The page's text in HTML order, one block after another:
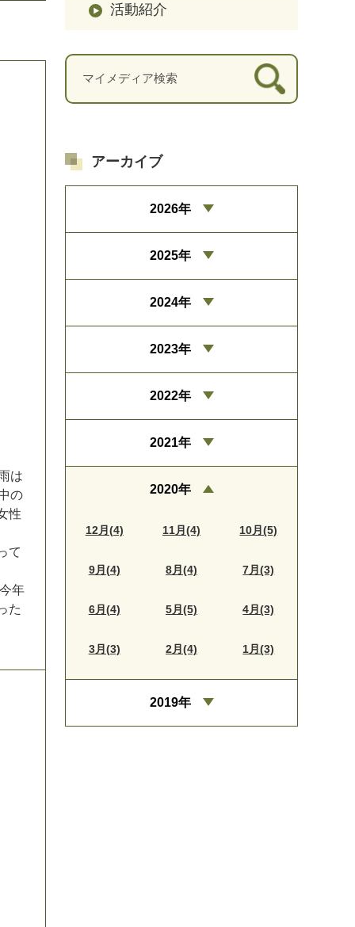
は
の
性
て
今年
た
活動紹介
アーカイブ
2026年
2025年
2024年
2023年
2022年
2021年
2020年
12月(4) 11月(4) 10月(5)
9月(4) 8月(4) 7月(3)
6月(4) 5月(5) 4月(3)
3月(3) 2月(4) 1月(3)
2019年